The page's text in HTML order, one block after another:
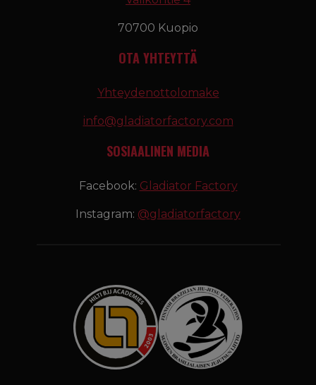
70700 Kuopio
OTA YHTEYTTÄ
Yhteydenottolomake
info@gladiatorfactory.com
SOSIAALINEN MEDIA
Facebook: Gladiator Factory
Instagram: @gladiatorfactory